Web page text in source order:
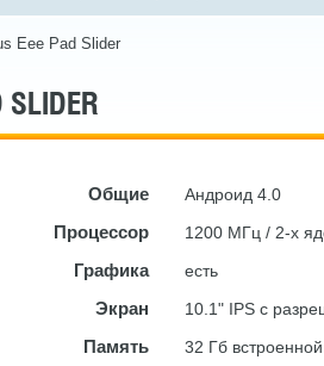
Eee Pad Slider
Общие Андроид 4.0
Процессор 1200 МГц / 2-х
Графика есть
Экран 10.1" IPS с
Память 32 Гб